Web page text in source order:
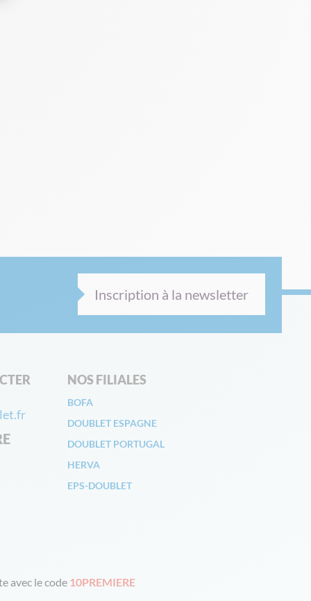
Inscription à la newsletter
NOS FILIALES
BOFA
DOUBLET ESPAGNE
DOUBLET PORTUGAL
HERVA
EPS-DOUBLET
avec le code 10PREMIERE